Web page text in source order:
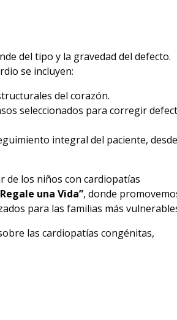
del tipo y la gravedad del defecto.
se incluyen:
del corazón.
seleccionados para corregir
integral del paciente,
de los niños con cardiopatías
una Vida”, donde
para las familias más
las cardiopatías congénitas,